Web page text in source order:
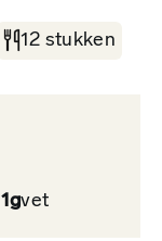
12 stukken
1gvet